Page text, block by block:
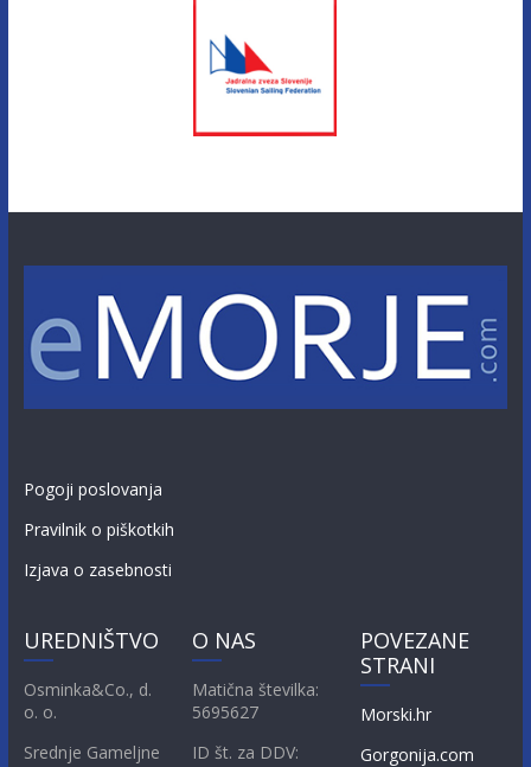
Pogoji poslovanja
Pravilnik o piškotkih
Izjava o zasebnosti
UREDNIŠTVO
Osminka&Co., d.
o. o.
Srednje Gameljne
O NAS
Matična številka:
5695627
ID št. za DDV:
POVEZANE
STRANI
Morski.hr
Gorgonija.com